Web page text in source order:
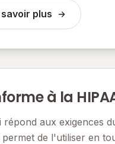
savoir plus
à la
répond aux exigences
permet de l'utiliser en